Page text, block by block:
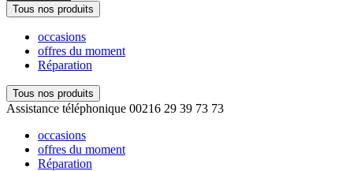
Tous nos produits
occasions
offres du moment
Réparation
Tous nos produits
Assistance téléphonique 00216 29 39 73 73
occasions
offres du moment
Réparation